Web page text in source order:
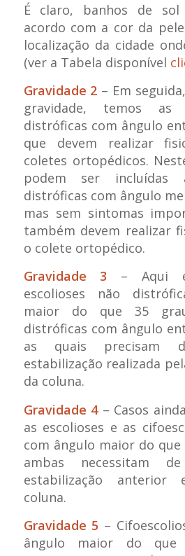
É claro, banhos de
acordo com a cor da
localização da cidade
(ver a Tabela disponível
Gravidade 2 – Em
gravidade, temos as
distróficas com ângulo
que devem realizar
coletes ortopédicos.
podem ser incluídas
distróficas com ângulo
mas sem sintomas
também devem realizar
o colete ortopédico.
Gravidade 3 – Aqui
escolioses não
maior do que 35
distróficas com ângulo
as quais precisam
estabilização realizada
da coluna.
Gravidade 4 – Casos
as escolioses e as
com ângulo maior do
ambas necessitam
estabilização
coluna.
Gravidade 5 –
ângulo maior do que